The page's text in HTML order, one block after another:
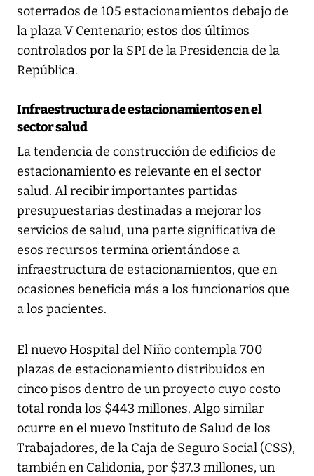
soterrados de 105 estacionamientos debajo de
la plaza V Centenario; estos dos últimos
controlados por la SPI de la Presidencia de la
República.
Infraestructura de estacionamientos en el
sector salud
La tendencia de construcción de edificios de
estacionamiento es relevante en el sector
salud. Al recibir importantes partidas
presupuestarias destinadas a mejorar los
servicios de salud, una parte significativa de
esos recursos termina orientándose a
infraestructura de estacionamientos, que en
ocasiones beneficia más a los funcionarios que
a los pacientes.
El nuevo Hospital del Niño contempla 700
plazas de estacionamiento distribuidos en
cinco pisos dentro de un proyecto cuyo costo
total ronda los $443 millones. Algo similar
ocurre en el nuevo Instituto de Salud de los
Trabajadores, de la Caja de Seguro Social (CSS),
también en Calidonia, por $37.3 millones, un